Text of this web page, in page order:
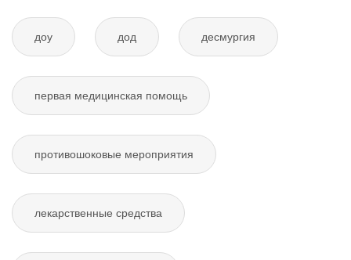
доу дод десмургия
первая медицинская помощь
противошоковые мероприятия
лекарственные средства